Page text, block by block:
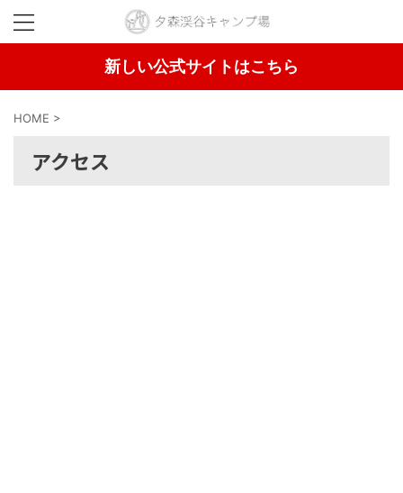
新しい公式サイトはこちら
HOME >
アクセス